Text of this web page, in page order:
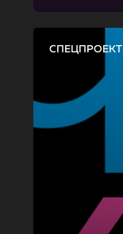
СПЕЦПРОЕКТ